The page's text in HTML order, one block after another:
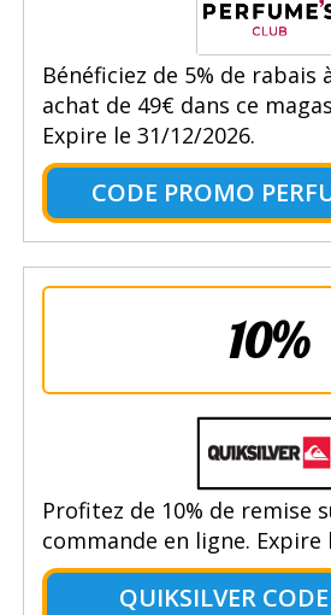
Bénéficiez de 5% de
achat de 49€ dans ce
Expire le 31/12/2026.
CODE PROMO
10%
Profitez de 10% de remise
commande en ligne. Expire
QUIKSILVER